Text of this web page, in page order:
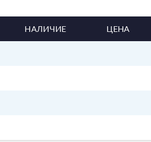
НАЛИЧИЕ ЦЕНА